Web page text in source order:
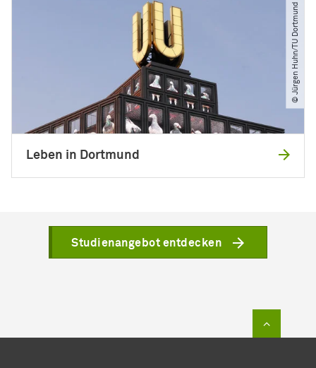
© Jürgen Huhn​/​TU Dortmund
Leben in Dortmund
Studienangebot entdecken